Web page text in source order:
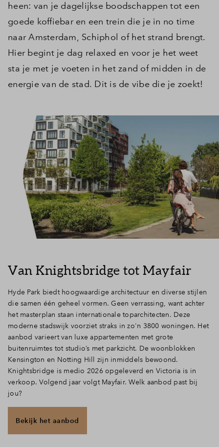
heen: van je dagelijkse boodschappen tot een
goede koffiebar en een trein die je in no time
naar Amsterdam, Schiphol of het strand brengt.
Hier begint je dag relaxed en voor je het weet
sta je met je voeten in het zand of midden in de
energie van de stad. Dit is de vibe die je zoekt!
Van Knightsbridge tot Mayfair
Hyde Park biedt hoogwaardige architectuur en diverse stijlen
die samen één geheel vormen. Geen verrassing, want achter
het masterplan staan internationale toparchitecten. Deze
moderne stadswijk voorziet straks in zo'n 3800 woningen. Het
aanbod varieert van luxe appartementen met grote
buitenruimtes tot studio’s met parkzicht. De woonblokken
Kensington en Notting Hill zijn inmiddels bewoond.
Knightsbridge is medio 2026 opgeleverd en Victoria is in
verkoop. Volgend jaar volgt Mayfair. Welk aanbod past bij
jou?
Bekijk het aanbod